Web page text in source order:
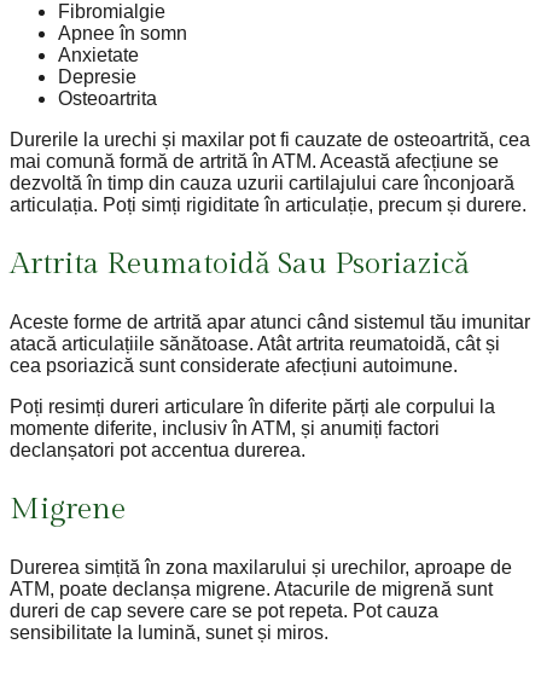
Fibromialgie
Apnee în somn
Anxietate
Depresie
Osteoartrita
Durerile la urechi și maxilar pot fi cauzate de osteoartrită, cea
mai comună formă de artrită în ATM. Această afecțiune se
dezvoltă în timp din cauza uzurii cartilajului care înconjoară
articulația. Poți simți rigiditate în articulație, precum și durere.
Artrita Reumatoidă Sau Psoriazică
Aceste forme de artrită apar atunci când sistemul tău imunitar
atacă articulațiile sănătoase. Atât artrita reumatoidă, cât și
cea psoriazică sunt considerate afecțiuni autoimune.
Poți resimți dureri articulare în diferite părți ale corpului la
momente diferite, inclusiv în ATM, și anumiți factori
declanșatori pot accentua durerea.
Migrene
Durerea simțită în zona maxilarului și urechilor, aproape de
ATM, poate declanșa migrene. Atacurile de migrenă sunt
dureri de cap severe care se pot repeta. Pot cauza
sensibilitate la lumină, sunet și miros.